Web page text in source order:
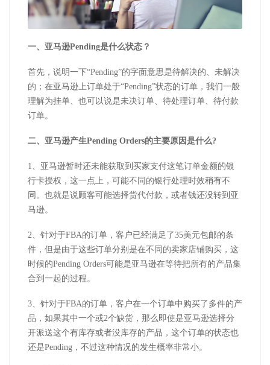
一、亚马逊Pending是什么状态？
首先，说明一下“Pending”的字面意思是待解决的、未解决
的；在亚马逊上订单处于“Pending”状态的订单，我们一般
理解为挂单、也可以说是未决订单、待处理订单、待付款
订单。
二、亚马逊产生Pending Orders的主要原因是什么?
1、亚马逊暂时还未能获取到买家支付这笔订单金额的银
行卡授权，这一点上，可能不同的银行处理时效稍有不
同。也就是说顾客可能选择货代付款，或者钱还没转到亚
马逊。
2、针对于FBA的订单，客户已经满足了35美元包邮的条
件，但是由于这些订单分别是在不同的卖家店铺购买，这
时候的Pending Orders可能是亚马逊在等待把所有的产品集
合到一起的过程。
3、针对于FBA的订单，客户在一个订单中购买了多件的产
品，如果其中一个或2个缺货，那么即使是亚马逊选择分
开派送这个有库存或者没库存的产品，这个订单的状态也
还是Pending，不过这种情况的发生概率非常小。